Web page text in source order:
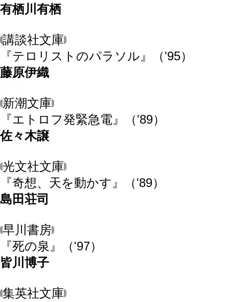
有栖川有栖
講談社文庫
『テロリストのパラソル』
（'95）
藤原伊織
新潮文庫
『エトロフ発緊急電』
（'89）
佐々木譲
光文社文庫
『奇想、天を動かす』
（'89）
島田荘司
早川書房
『死の泉』
（'97）
皆川博子
集英社文庫